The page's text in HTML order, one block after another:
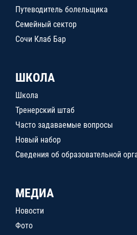
Путеводитель болельщика
Семейный сектор
Сочи Клаб Бар
ШКОЛА
Школа
Тренерский штаб
Часто задаваемые вопросы
Новый набор
Сведения об образовательной
МЕДИА
Новости
Фото